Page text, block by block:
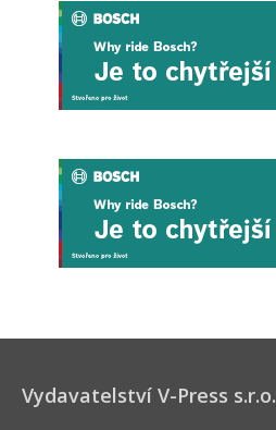
Vydavatelství V-Press s.r.o.